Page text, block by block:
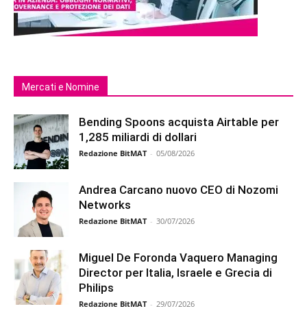
Mercati e Nomine
Bending Spoons acquista Airtable per
1,285 miliardi di dollari
Redazione BitMAT - 05/08/2026
Andrea Carcano nuovo CEO di Nozomi
Networks
Redazione BitMAT - 30/07/2026
Miguel De Foronda Vaquero Managing
Director per Italia, Israele e Grecia di
Philips
Redazione BitMAT - 29/07/2026